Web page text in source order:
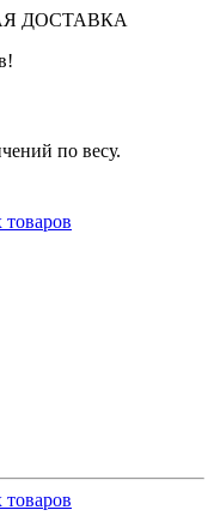
ДОСТАВКА
по весу.